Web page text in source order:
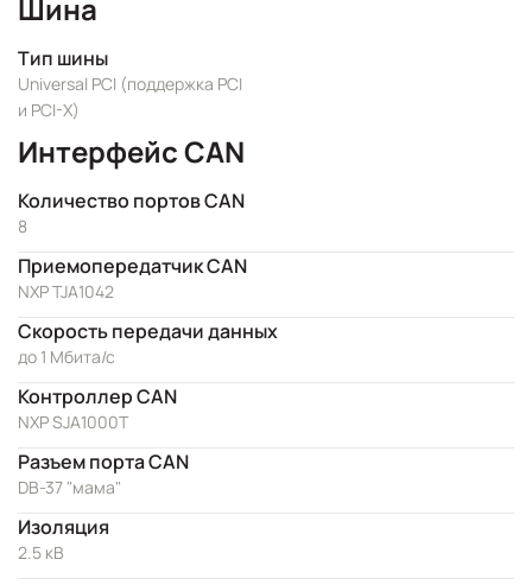
Шина
Тип шины
Universal PCI (поддержка PCI
и PCI-X)
Интерфейс CAN
Количество портов CAN
8
Приемопередатчик CAN
NXP TJA1042
Скорость передачи данных
до 1 Мбита/с
Контроллер CAN
NXP SJA1000T
Разъем порта CAN
DB-37 "мама"
Изоляция
2.5 кВ